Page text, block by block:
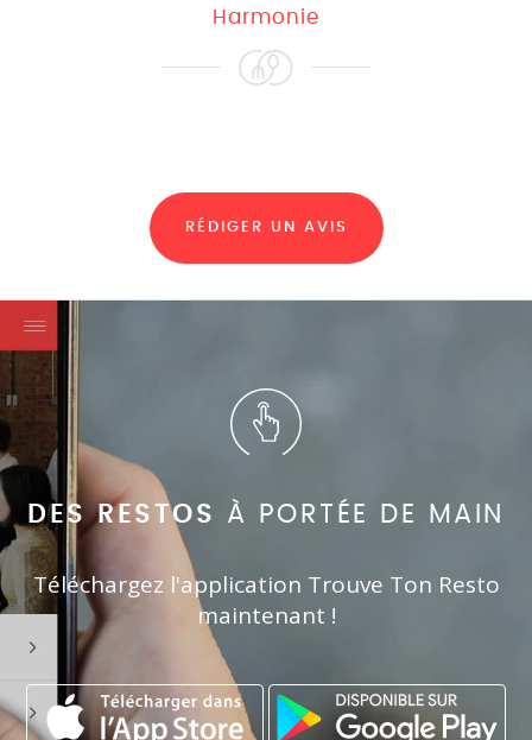
Harmonie
RÉDIGER UN AVIS
DES RESTOS À PORTÉE DE MAIN
Téléchargez l'application Trouve Ton Resto
maintenant !